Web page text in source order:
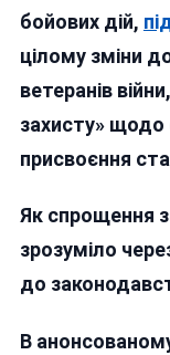
бойових дій,
цілому зміни
ветеранів
захисту»
присвоєння
Як спрощення
зрозуміло
до
В